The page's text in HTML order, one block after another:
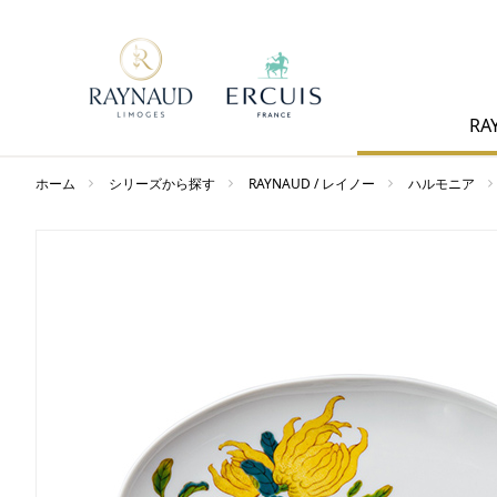
ホーム シリーズから探す RAYNAUD / レイノー ハルモニア